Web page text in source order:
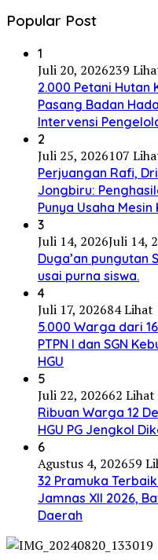
Popular Post
1
Juli 20, 2026239
2.000 Petani Hutan
Pasang Badan
Intervensi
2
Juli 25, 2026107
Perjuangan Rafi,
Jongbiru:
Punya Usaha
3
Juli 14, 2026Juli 14,
Duga’an pungutan
usai purna siswa.
4
Juli 17, 202684 Lihat
5.000 Warga dari
PTPN I dan SGN
HGU
5
Juli 22, 202662 Lihat
Ribuan Warga 12
HGU PG Jengkol
6
Agustus 4, 202659
32 Pramuka
Jamnas XII 2026,
Daerah